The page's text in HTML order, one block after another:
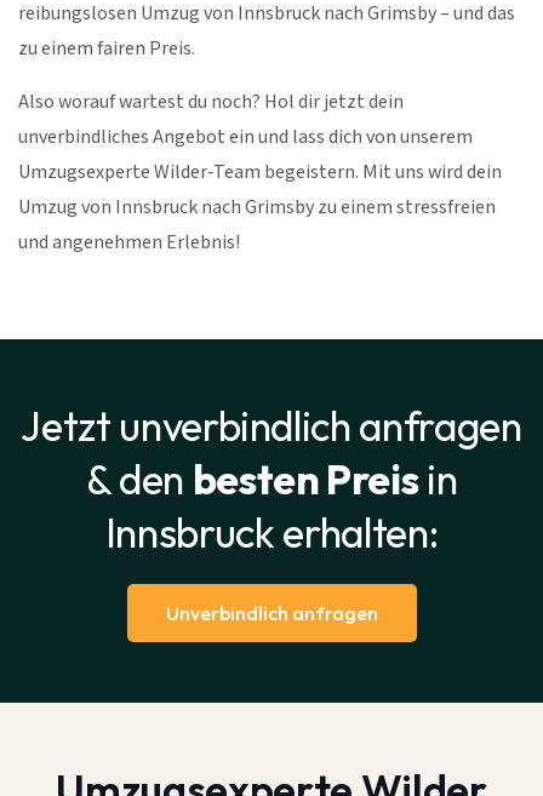
reibungslosen Umzug von Innsbruck nach Grimsby – und das
zu einem fairen Preis.
Also worauf wartest du noch? Hol dir jetzt dein
unverbindliches Angebot ein und lass dich von unserem
Umzugsexperte Wilder-Team begeistern. Mit uns wird dein
Umzug von Innsbruck nach Grimsby zu einem stressfreien
und angenehmen Erlebnis!
Jetzt unverbindlich anfragen
& den besten Preisin
Innsbruck erhalten:
Unverbindlich anfragen